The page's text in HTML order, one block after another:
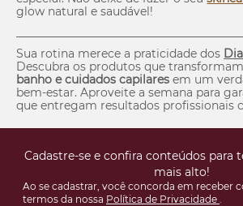
glow natural e saudável!
Sua rotina merece a praticidade dos
Descubra os produtos que
banho e cuidados capilares em um
bem-estar. Aproveite a semana para
que entregam resultados profissionais
Cadastre-se e confira conteúdos para
mais alto!
Ao se cadastrar, você concorda em receber
termos da nossa Política de Privacidade